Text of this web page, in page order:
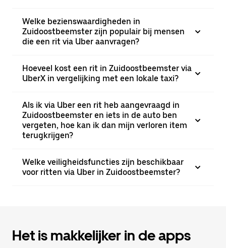
Welke bezienswaardigheden in
Zuidoostbeemster zijn populair bij mensen
die een rit via Uber aanvragen?
Hoeveel kost een rit in Zuidoostbeemster via
UberX in vergelijking met een lokale taxi?
Als ik via Uber een rit heb aangevraagd in
Zuidoostbeemster en iets in de auto ben
vergeten, hoe kan ik dan mijn verloren item
terugkrijgen?
Welke veiligheidsfuncties zijn beschikbaar
voor ritten via Uber in Zuidoostbeemster?
Het is makkelijker in de apps